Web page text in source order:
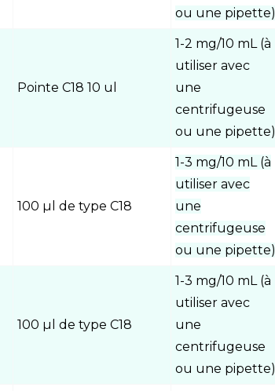
ou une pipette)
Pointe C18 10 ul
1-2 mg/10 mL (à
utiliser avec
une
centrifugeuse
ou une pipette)
100 µl de type C18
1-3 mg/10 mL (à
utiliser avec
une
centrifugeuse
ou une pipette)
100 µl de type C18
1-3 mg/10 mL (à
utiliser avec
une
centrifugeuse
ou une pipette)